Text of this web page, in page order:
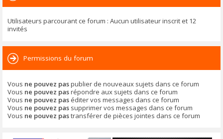
Utilisateurs parcourant ce forum : Aucun utilisateur inscrit et 12
invités
Permissions du forum
Vous ne pouvez paspublier de nouveaux sujets dans ce forum
Vous ne pouvez pasrépondre aux sujets dans ce forum
Vous ne pouvez pas éditer vos messages dans ce forum
Vous ne pouvez pas supprimer vos messages dans ce forum
Vous ne pouvez pastransférer de pièces jointes dans ce forum